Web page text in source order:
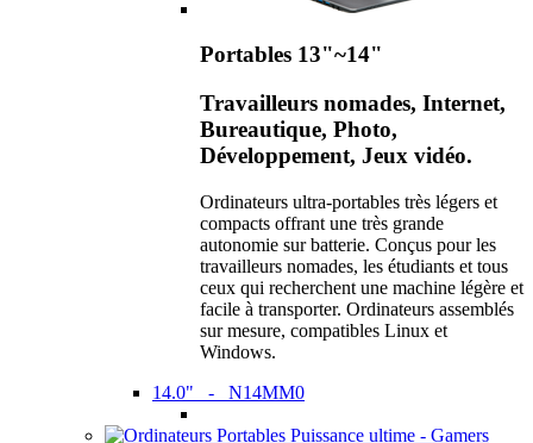
Portables 13"~14"
Travailleurs nomades, Internet,
Bureautique, Photo,
Développement, Jeux vidéo.
Ordinateurs ultra-portables très légers et
compacts offrant une très grande
autonomie sur batterie. Conçus pour les
travailleurs nomades, les étudiants et tous
ceux qui recherchent une machine légère et
facile à transporter. Ordinateurs assemblés
sur mesure, compatibles Linux et
Windows.
14.0" - N14MM0